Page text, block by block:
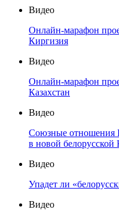
Видео
Онлайн-марафон
Киргизия
Видео
Онлайн-марафон
Казахстан
Видео
Союзные отношения
в новой белорусской
Видео
Упадет ли
Видео